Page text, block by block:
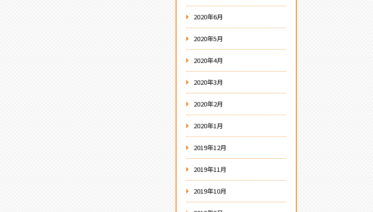
2020年6月
2020年5月
2020年4月
2020年3月
2020年2月
2020年1月
2019年12月
2019年11月
2019年10月